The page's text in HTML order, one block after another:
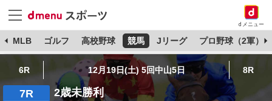
dメニュー
MLB ゴルフ 高校野球 競馬 Jリーグ プロ野球（2軍）
6R 12月19日(土) 5回中山5日 8R
7R 2歳未勝利